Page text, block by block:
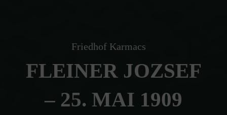
Friedhof Karmacs
FLEINER JOZSEF
– 25. MAI 1909